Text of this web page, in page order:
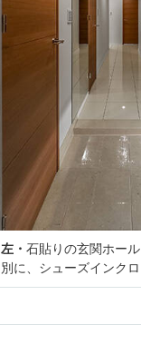
左・ 石貼りの玄関ホー
別に、シューズインク